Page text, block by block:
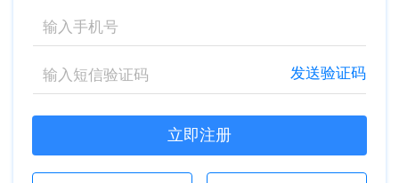
发送验证码
立即注册